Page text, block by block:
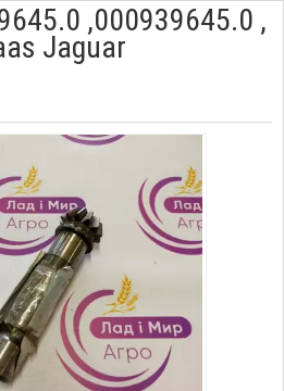
,000939645.0 ,
Jaguar